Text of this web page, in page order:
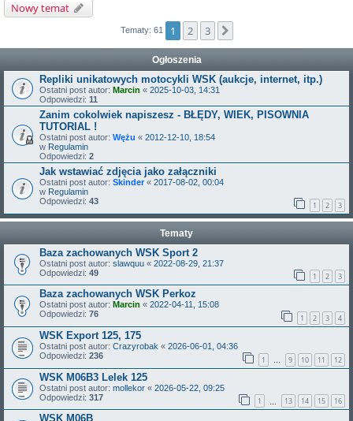
Nowy temat
Tematy: 61 1 2 3
Ogłoszenia
Repliki unikatowych motocykli WSK (aukcje, internet, itp.)
Ostatni post autor: Marcin « 2025-10-03, 14:31
Odpowiedzi: 11
Zanim cokolwiek napiszesz - BŁĘDY, WIEK, PISOWNIA
TUTORIAL !
Ostatni post autor: Wężu « 2012-12-10, 18:54
w Regulamin
Odpowiedzi: 2
Jak wstawiać zdjęcia jako załączniki
Ostatni post autor: Skinder« 2017-08-02, 00:04
w Regulamin
Odpowiedzi: 43 1 2 3
Tematy
Baza zachowanych WSK Sport 2
Ostatni post autor: slawquu « 2022-08-29, 21:37
Odpowiedzi: 49 1 2 3
Baza zachowanych WSK Perkoz
Ostatni post autor: Marcin « 2022-04-11, 15:08
Odpowiedzi: 76 1 2 3 4
WSK Export 125, 175
Ostatni post autor: Crazyrobak « 2026-06-01, 04:36
Odpowiedzi: 236 1 … 9 10 11 12
WSK M06B3 Lelek 125
Ostatni post autor: mollekor « 2026-05-22, 09:25
Odpowiedzi: 317 1 13 14 15 16
WSK M06B